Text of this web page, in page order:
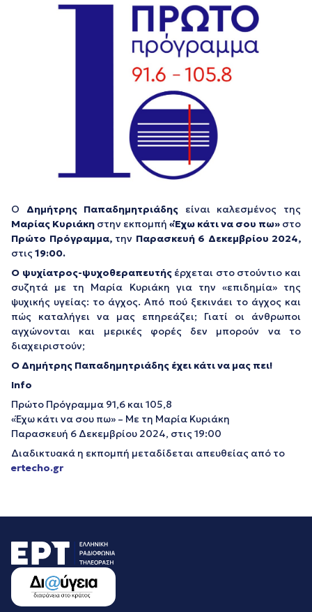
Ο Δημήτρης Παπαδημητριάδης είναι καλεσμένος της
Μαρίας Κυριάκη στην εκπομπή «Έχω κάτι να σου πω» στο
Πρώτο Πρόγραμμα,την Παρασκευή 6 Δεκεμβρίου 2024,
στις19:00.
Ο ψυχίατρος-ψυχοθεραπευτής έρχεται στο στούντιο και
συζητά με τη Μαρία Κυριάκη για την «επιδημία» της
ψυχικής υγείας: το άγχος. Από πού ξεκινάει το άγχος και
πώς καταλήγει να μας επηρεάζει; Γιατί οι άνθρωποι
αγχώνονται και μερικές φορές δεν μπορούν να το
διαχειριστούν;
Ο Δημήτρης Παπαδημητριάδης έχει κάτι να μας πει!
Info
Πρώτο Πρόγραμμα 91,6 και 105,8
«Έχω κάτι να σου πω» – Με τη Μαρία Κυριάκη
Παρασκευή 6 Δεκεμβρίου 2024, στις 19:00
Διαδικτυακά η εκπομπή μεταδίδεται απευθείας από το
ertecho.gr